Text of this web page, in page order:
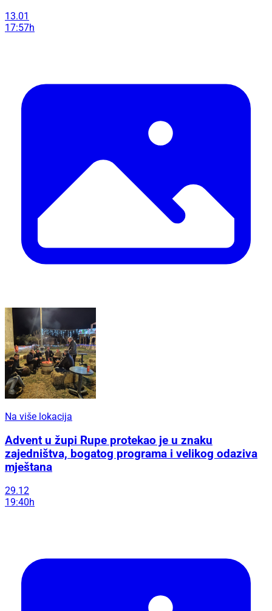
13.01
17:57h
Na više lokacija
Advent u župi Rupe protekao je u znaku
zajedništva, bogatog programa i velikog odaziva
mještana
29.12
19:40h